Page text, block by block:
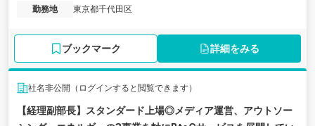
勤務地
東京都千代田区
ブックマーク 詳細をみる
社名非公開（ログインすると閲覧できます）
【経理副部長】スタンダード上場◎メディア運営、アウトソー